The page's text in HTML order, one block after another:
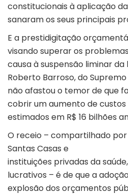
constitucionais à aplicação
sanaram os seus principais
E a prestidigitação
visando superar os
causa à suspensão liminar da
Roberto Barroso, do
não afastou o temor de que
cobrir um aumento de custos
estimados em R$ 16 bilhões
O receio – compartilhado
Santas Casas e
instituições privadas da
lucrativos – é de que a
explosão dos orçamentos